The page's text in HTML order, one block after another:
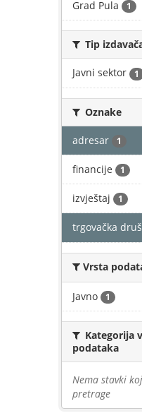
Grad Pula 1
Tip
Javni sektor 1
Oznake
adresar 1
financije 1
izvještaj 1
trgovačka
Vrsta
Javno 1
Kategorija
podataka
Nema stavki
pretrage